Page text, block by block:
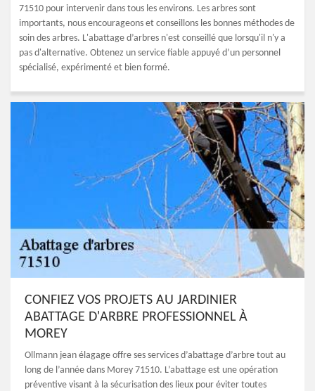
71510 pour intervenir dans tous les environs. Les arbres sont
importants, nous encourageons et conseillons les bonnes méthodes de
soin des arbres. L'abattage d’arbres n'est conseillé que lorsqu'il n'y a
pas d'alternative. Obtenez un service fiable appuyé d’un personnel
spécialisé, expérimenté et bien formé.
CONFIEZ VOS PROJETS AU JARDINIER
ABATTAGE D'ARBRE PROFESSIONNEL À
MOREY
Ollmann jean élagage offre ses services d’abattage d’arbre tout au
long de l’année dans Morey 71510. L’abattage est une opération
préventive visant à la sécurisation des lieux pour éviter toutes